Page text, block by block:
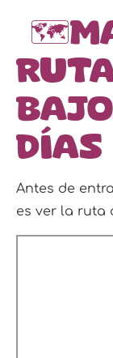
ruta
días
Antes de
es ver la ruta